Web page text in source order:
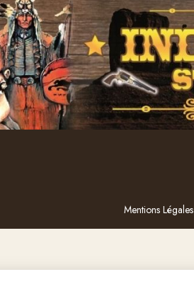
Mentions Légales